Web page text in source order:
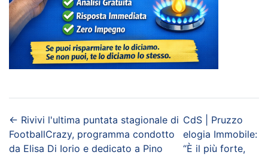
← Rivivi l'ultima puntata stagionale di
FootballCrazy, programma condotto
da Elisa Di Iorio e dedicato a Pino
CdS | Pruzzo
elogia Immobile:
“È il più forte,